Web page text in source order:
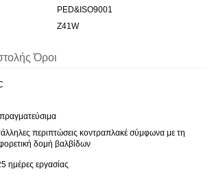
PED&ISO9001
Z41W
Όροι
περιπτώσεις κοντραπλακέ σύμφωνα με τη
δομή βαλβίδων
ημέρες εργασίας